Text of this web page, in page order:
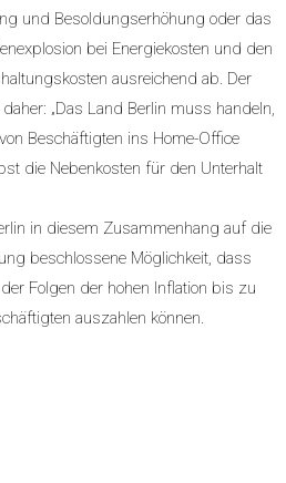
und Besoldungserhöhung oder das
bei Energiekosten und den
ausreichend ab. Der
„Das Land Berlin muss handeln,
Beschäftigten ins Home-Office
die Nebenkosten für den Unterhalt
in diesem Zusammenhang auf die
beschlossene Möglichkeit, dass
Folgen der hohen Inflation bis zu
auszahlen können.